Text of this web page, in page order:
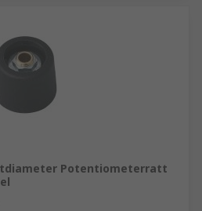
Potentiometerratt